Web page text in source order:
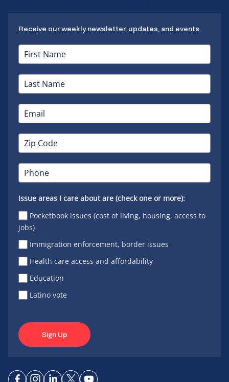
Receive our weekly newsletter, updates, and events.
Issue areas I care about are (check one or more):
Pocketbook issues (cost of living, housing, access to
jobs)
Immigration enforcement, border issues
Health care access and affordability
Education
Latino vote
Sign Up